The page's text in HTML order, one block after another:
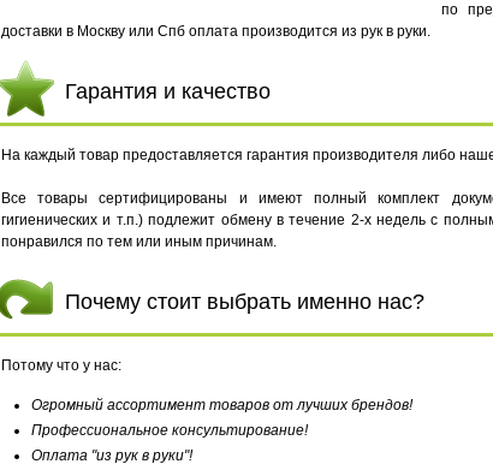
по
доставки в Москву или Спб оплата производится из рук в руки.
Гарантия и качество
На каждый товар предоставляется гарантия производителя либо
Все товары сертифицированы и имеют полный комплект
гигиенических и т.п.) подлежит обмену в течение 2-х недель с
понравился по тем или иным причинам.
Почему стоит выбрать именно нас?
Потому что у нас:
Огромный ассортимент товаров от лучших брендов!
Профессиональное консультирование!
Оплата "из рук в руки"!